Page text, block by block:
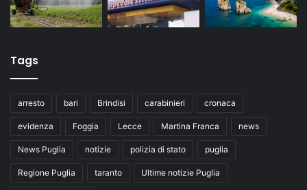
Tags
arresto bari Brindisi carabinieri cronaca
evidenza Foggia Lecce Martina Franca news
News Puglia notizie polizia di stato puglia
Regione Puglia taranto Ultime notizie Puglia